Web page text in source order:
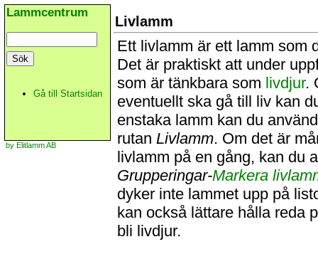
Lammcentrum
Gå till Startsidan
by Elitlamm AB
Livlamm
Ett livlamm är ett lamm som
Det är praktiskt att under
som är tänkbara som livdjur.
eventuellt ska gå till liv kan
enstaka lamm kan du
rutanLivlamm. Om det är
livlamm på en gång, kan du
Grupperingar-Markera
dyker inte lammet upp på
kan också lättare hålla reda
bli livdjur.